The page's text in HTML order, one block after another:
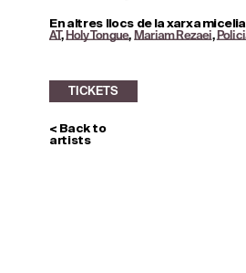
En altres llocs de la xarxa
AT, Holy Tongue, Mariam Rezaei
< Back to
artists